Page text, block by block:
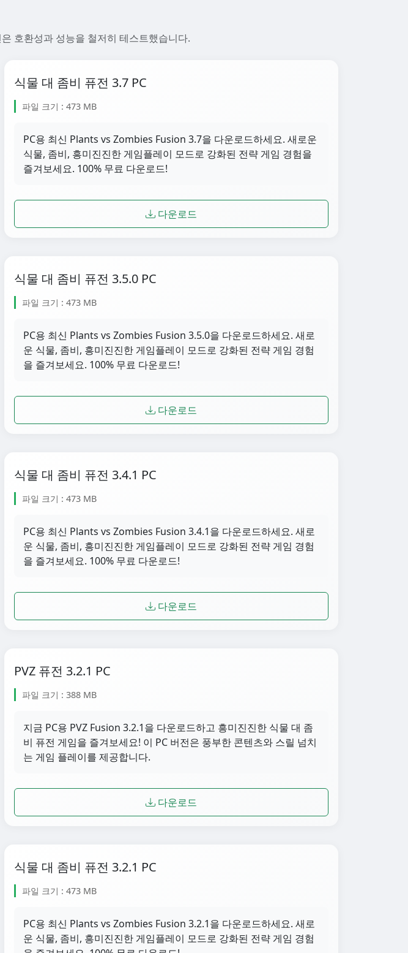
호환성과 성능을 철저히 테스트했습니다.
식물 대 좀비 퓨전 3.7 PC
파일 크기 : 473 MB
PC용 최신 Plants vs Zombies Fusion 3.7을 다운로드하세요. 새로운
식물, 좀비, 흥미진진한 게임플레이 모드로 강화된 전략 게임 경험을
즐겨보세요. 100% 무료 다운로드!
다운로드
식물 대 좀비 퓨전 3.5.0 PC
파일 크기 : 473 MB
PC용 최신 Plants vs Zombies Fusion 3.5.0을 다운로드하세요. 새로
운 식물, 좀비, 흥미진진한 게임플레이 모드로 강화된 전략 게임 경험
을 즐겨보세요. 100% 무료 다운로드!
다운로드
식물 대 좀비 퓨전 3.4.1 PC
파일 크기 : 473 MB
PC용 최신 Plants vs Zombies Fusion 3.4.1을 다운로드하세요. 새로
운 식물, 좀비, 흥미진진한 게임플레이 모드로 강화된 전략 게임 경험
을 즐겨보세요. 100% 무료 다운로드!
다운로드
PVZ 퓨전 3.2.1 PC
파일 크기 : 388 MB
지금 PC용 PVZ Fusion 3.2.1을 다운로드하고 흥미진진한 식물 대 좀
비 퓨전 게임을 즐겨보세요! 이 PC 버전은 풍부한 콘텐츠와 스릴 넘치
는 게임 플레이를 제공합니다.
다운로드
식물 대 좀비 퓨전 3.2.1 PC
파일 크기 : 473 MB
PC용 최신 Plants vs Zombies Fusion 3.2.1을 다운로드하세요. 새로
운 식물, 좀비, 흥미진진한 게임플레이 모드로 강화된 전략 게임 경험